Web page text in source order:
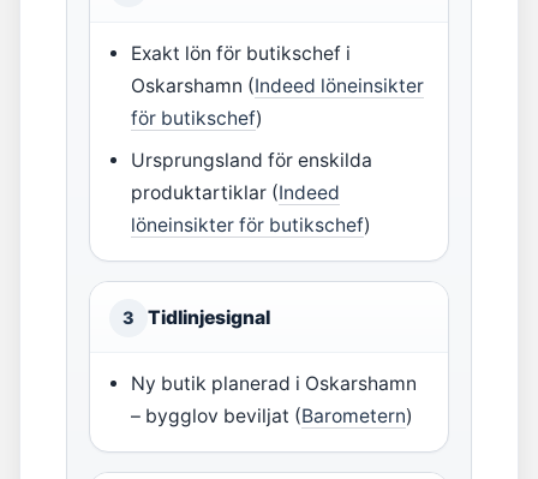
Exakt lön för butikschef i
Oskarshamn (Indeed löneinsikter
för butikschef)
Ursprungsland för enskilda
produktartiklar (Indeed
löneinsikter för butikschef)
3 Tidlinjesignal
Ny butik planerad i Oskarshamn
– bygglov beviljat (Barometern)